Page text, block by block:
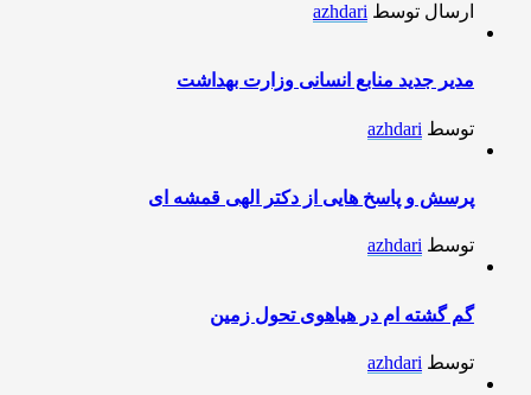
ارسال توسط azhdari
مدیر جدید منابع انسانی وزارت بهداشت
توسط azhdari
پرسش و پاسخ هایی از دکتر الهی قمشه ای
توسط azhdari
گم گشته ام در هیاهوی تحول زمین
توسط azhdari